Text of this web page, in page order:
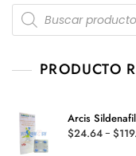
Products
search
PRODUCTO
Arcis
$24.64- $